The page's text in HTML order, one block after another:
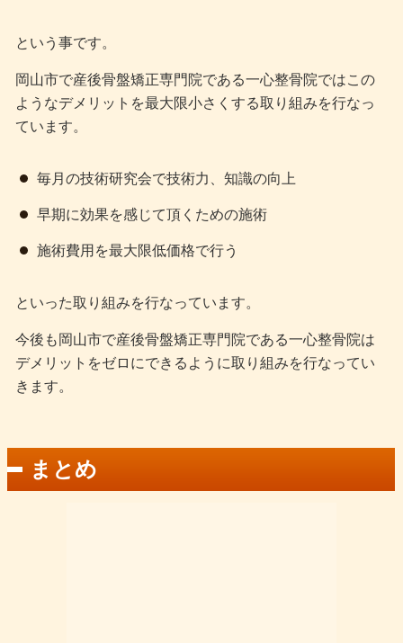
という事です。
岡山市で産後骨盤矯正専門院である一心整骨院ではこの
ようなデメリットを最大限小さくする取り組みを行なっ
ています。
毎月の技術研究会で技術力、知識の向上
早期に効果を感じて頂くための施術
施術費用を最大限低価格で行う
といった取り組みを行なっています。
今後も岡山市で産後骨盤矯正専門院である一心整骨院は
デメリットをゼロにできるように取り組みを行なってい
きます。
まとめ